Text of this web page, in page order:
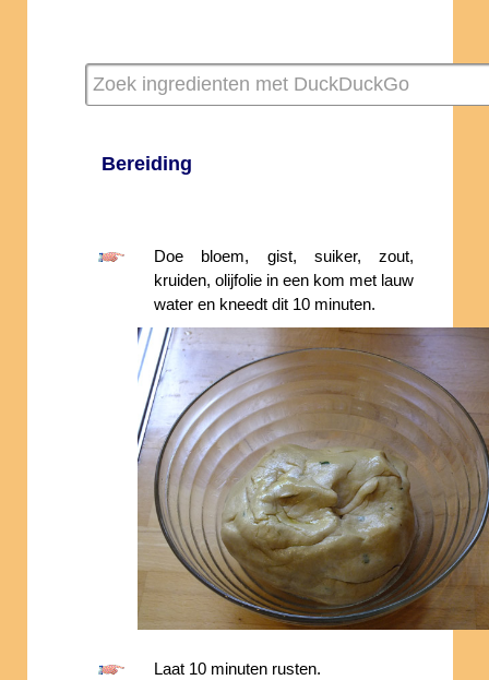
Bereiding
Doe bloem, gist, suiker, zout,
kruiden, olijfolie in een kom met lauw
water en kneedt dit 10 minuten.
Laat 10 minuten rusten.